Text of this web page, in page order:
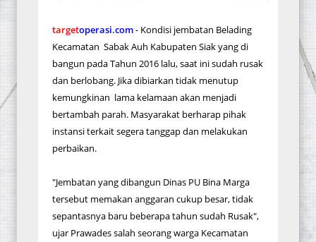
targetoperasi.com- Kondisi jembatan Belading
Kecamatan Sabak Auh Kabupaten Siak yang di
bangun pada Tahun 2016 lalu, saat ini sudah rusak
dan berlobang. Jika dibiarkan tidak menutup
kemungkinan lama kelamaan akan menjadi
bertambah parah. Masyarakat berharap pihak
instansi terkait segera tanggap dan melakukan
perbaikan.
"Jembatan yang dibangun Dinas PU Bina Marga
tersebut memakan anggaran cukup besar, tidak
sepantasnya baru beberapa tahun sudah Rusak",
ujar Prawades salah seorang warga Kecamatan